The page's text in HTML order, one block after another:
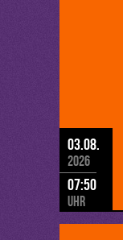
03.08.
2026
07:50
Uhr